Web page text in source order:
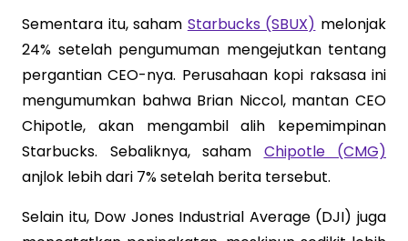
Sementara itu, saham Starbucks (SBUX) melonjak
24% setelah pengumuman mengejutkan tentang
pergantian CEO-nya. Perusahaan kopi raksasa ini
mengumumkan bahwa Brian Niccol, mantan CEO
Chipotle, akan mengambil alih kepemimpinan
Starbucks. Sebaliknya, saham Chipotle (CMG)
anjlok lebih dari 7% setelah berita tersebut.
Selain itu, Dow Jones Industrial Average (DJI) juga